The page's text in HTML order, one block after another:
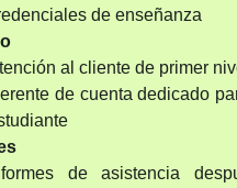
de enseñanza
al cliente de primer
de cuenta dedicado
de asistencia